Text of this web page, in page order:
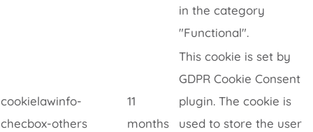
in the category
"Functional".
cookielawinfo-
checbox-others
11
months
This cookie is set by
GDPR Cookie Consent
plugin. The cookie is
used to store the user